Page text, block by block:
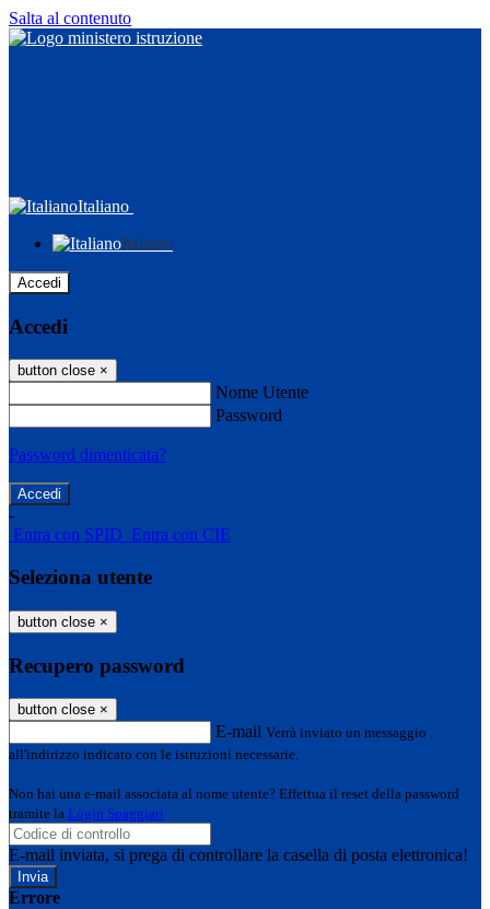
Salta al contenuto
Italiano
Italiano
Accedi
Accedi
button close ×
Nome Utente
Password
Password dimenticata?
-
Entra con SPID Entra con CIE
Seleziona utente
button close ×
Recupero password
button close ×
E-mail Verrà inviato un messaggio
all'indirizzo indicato con le istruzioni necessarie.
Non hai una e-mail associata al nome utente? Effettua il reset della password
tramite la Login Spaggiari
E-mail inviata, si prega di controllare la casella di posta elettronica!
Errore